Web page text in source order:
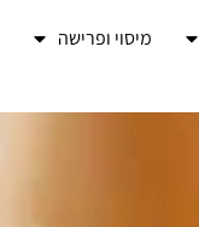
מיסוי ופרישה